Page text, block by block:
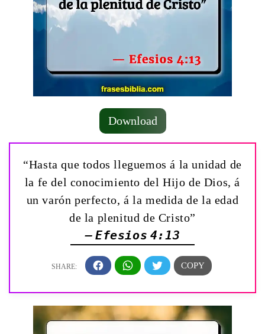
Download
“Hasta que todos lleguemos á la unidad de
la fe del conocimiento del Hijo de Dios, á
un varón perfecto, á la medida de la edad
de la plenitud de Cristo”
— Efesios 4:13